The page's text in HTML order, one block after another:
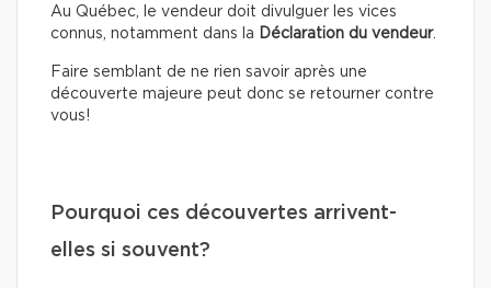
Au Québec, le vendeur doit divulguer les vices
connus, notamment dans la Déclaration du vendeur.
Faire semblant de ne rien savoir après une
découverte majeure peut donc se retourner contre
vous!
Pourquoi ces découvertes arrivent-
elles si souvent?